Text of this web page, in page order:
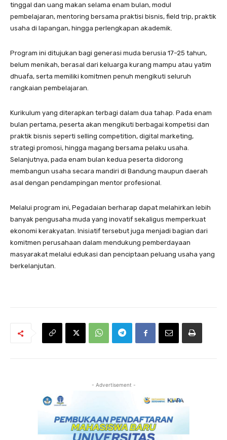
tinggal dan uang makan selama enam bulan, modul
pembelajaran, mentoring bersama praktisi bisnis, field trip, praktik
usaha di lapangan, hingga perlengkapan akademik.
Program ini ditujukan bagi generasi muda berusia 17–25 tahun,
belum menikah, berasal dari keluarga kurang mampu atau yatim
dhuafa, serta memiliki komitmen penuh mengikuti seluruh
rangkaian pembelajaran.
Kurikulum yang diterapkan terbagi dalam dua tahap. Pada enam
bulan pertama, peserta akan mengikuti berbagai kompetisi dan
praktik bisnis seperti selling competition, digital marketing,
strategi promosi, hingga magang bersama pelaku usaha.
Selanjutnya, pada enam bulan kedua peserta didorong
membangun usaha secara mandiri di Bandung maupun daerah
asal dengan pendampingan mentor profesional.
Melalui program ini, Pegadaian berharap dapat melahirkan lebih
banyak pengusaha muda yang inovatif sekaligus memperkuat
ekonomi kerakyatan. Inisiatif tersebut juga menjadi bagian dari
komitmen perusahaan dalam mendukung pemberdayaan
masyarakat melalui edukasi dan penciptaan peluang usaha yang
berkelanjutan.
- Advertisement -